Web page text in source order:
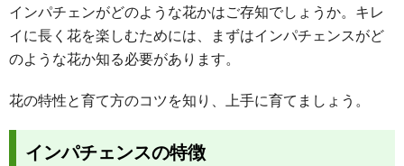
インパチェンがどのような花かはご存知でしょうか。キレ
イに長く花を楽しむためには、まずはインパチェンスがど
のような花か知る必要があります。
花の特性と育て方のコツを知り、上手に育てましょう。
インパチェンスの特徴